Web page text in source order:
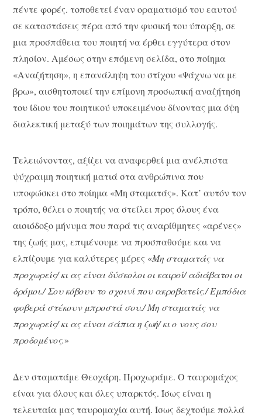
πέντε φορές. τοποθετεί έναν οραματισμό του εαυτού
σε καταστάσεις πέρα από την φυσική του ύπαρξη, σε
μια προσπάθεια του ποιητή να έρθει εγγύτερα στον
πλησίον. Αμέσως στην επόμενη σελίδα, στο ποίημα
«Αναζήτηση», η επανάληψη του στίχου «Ψάχνω να με
βρω», αισθητοποιεί την επίμονη προσωπική αναζήτηση
του ίδιου του ποιητικού υποκειμένου δίνοντας μια όψη
διαλεκτική μεταξύ των ποιημάτων της συλλογής.
Τελειώνοντας, αξίζει να αναφερθεί μια ανέλπιστα
ψύχραιμη ποιητική ματιά στα ανθρώπινα που
υποφώσκει στο ποίημα «Μη σταματάς». Κατ’ αυτόν τον
τρόπο, θέλει ο ποιητής να στείλει προς όλους ένα
αισιόδοξο μήνυμα που παρά τις αναρίθμητες «αρένες»
της ζωής μας, επιμένουμε να προσπαθούμε και να
ελπίζουμε για καλύτερες μέρες «Μη σταματάς να
προχωρείς/ κι ας είναι δύσκολοι οι καιροί/ αδιάβατοι οι
δρόμοι./ Σου κόβουν το σχοινί που ακροβατείς./ Εμπόδια
φοβερά στέκουν μπροστά σου./ Μη σταματάς να
προχωρείς/ κι ας είναι σάπια η ζωή/ κι ο νους σου
προδομένος.»
Δεν σταματάμε Θεοχάρη. Προχωράμε. Ο ταυρομάχος
είναι για όλους και όλες υπαρκτός. Ίσως είναι η
τελευταία μας ταυρομαχία αυτή. Ίσως δεχτούμε πολλά